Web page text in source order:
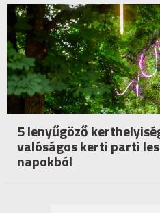
5 lenyűgöző
valóságos kerti parti
napokból